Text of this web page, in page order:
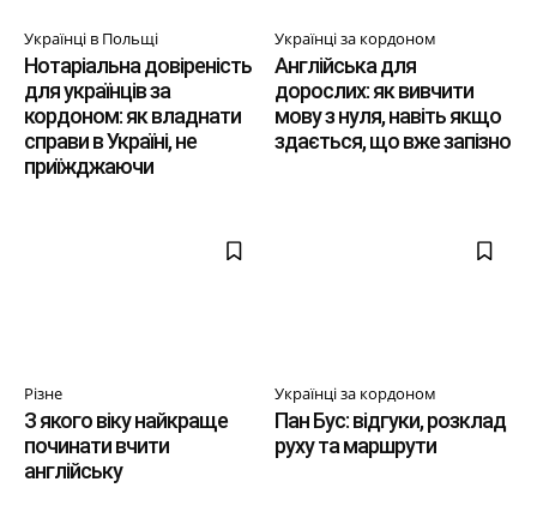
Українці в Польщі
Нотаріальна довіреність
для українців за
кордоном: як владнати
справи в Україні, не
приїжджаючи
Українці за кордоном
Англійська для
дорослих: як вивчити
мову з нуля, навіть якщо
здається, що вже запізно
Різне
З якого віку найкраще
починати вчити
англійську
Українці за кордоном
Пан Бус: відгуки, розклад
руху та маршрути